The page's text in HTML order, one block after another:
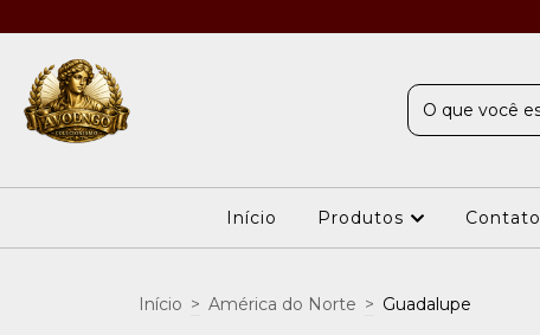
Início Produtos Contato
Início > América do Norte > Guadalupe